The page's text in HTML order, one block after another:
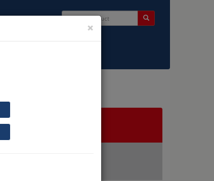
×